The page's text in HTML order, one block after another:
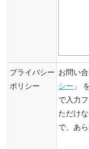
プライバシー
ポリシー
お問い
シー 」
で入力
ただけ
で、あ